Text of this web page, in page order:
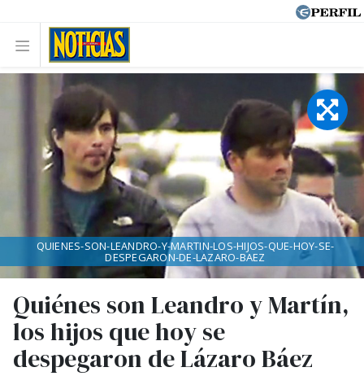
Quiénes son Leandro y Martín,
los hijos que hoy se
despegaron de Lázaro Báez
QUIENES-SON-LEANDRO-Y-MARTIN-LOS-HIJOS-QUE-HOY-SE-
DESPEGARON-DE-LAZARO-BAEZ